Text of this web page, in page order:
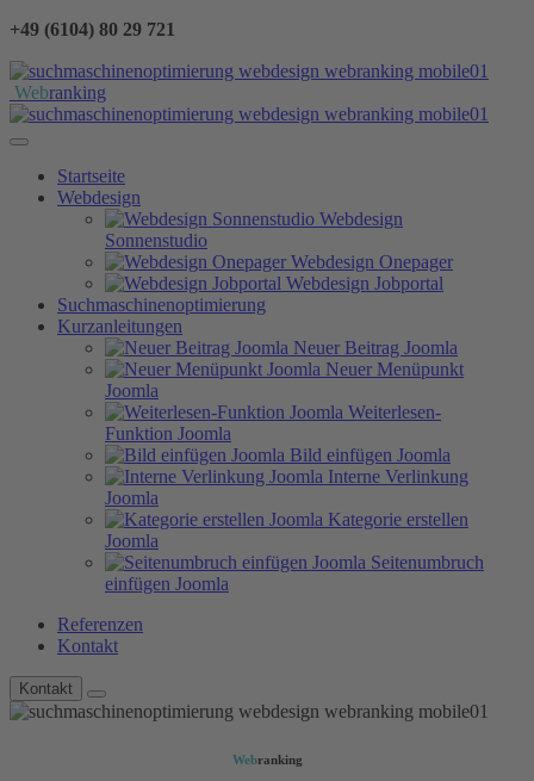
+49 (6104) 80 29 721
Webranking
Startseite
Webdesign
Webdesign
Sonnenstudio
Webdesign Onepager
Webdesign Jobportal
Suchmaschinenoptimierung
Kurzanleitungen
Neuer Beitrag Joomla
Neuer Menüpunkt
Joomla
Weiterlesen-
Funktion Joomla
Bild einfügen Joomla
Interne Verlinkung
Joomla
Kategorie erstellen
Joomla
Seitenumbruch
einfügen Joomla
Referenzen
Kontakt
Kontakt
Webranking